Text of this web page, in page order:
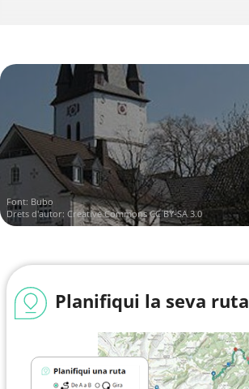
Font: Bubo
Drets d'autor: Creative Commons CC BY-SA 3.0
Planifiqui la seva ruta